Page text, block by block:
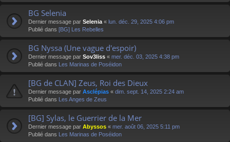
BG Selenia
Dernier message par Selenia « lun. déc. 29, 2025 4:06 pm
Publié dans [BG] Les Rebelles
BG Nyssa (Une vague d'espoir)
Dernier message par Sov3liss « mer. déc. 03, 2025 4:38 pm
Publié dans Les Marinas de Poséidon
[BG de CLAN] Zeus, Roi des Dieux
Dernier message par Asclépias « dim. sept. 14, 2025 2:24 am
Publié dans Les Anges de Zeus
[BG] Sylas, le Guerrier de la Mer
Dernier message par Abyssos « mer. août 06, 2025 5:11 pm
Publié dans Les Marinas de Poséidon